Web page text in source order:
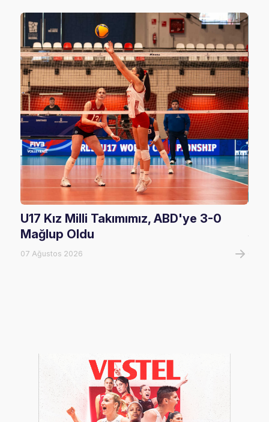
U17 Kız Milli Takımımız, ABD'ye 3-0
Mağlup Oldu
07 Ağustos 2026